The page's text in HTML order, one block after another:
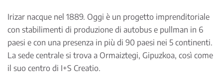
Irizar nacque nel 1889. Oggi è un progetto imprenditoriale
con stabilimenti di produzione di autobus e pullman in 6
paesi e con una presenza in più di 90 paesi nei 5 continenti.
La sede centrale si trova a Ormaiztegi, Gipuzkoa, così come
il suo centro di I+S Creatio.